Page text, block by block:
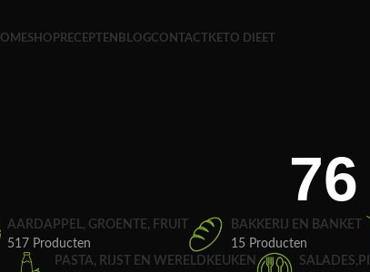
SHOP RECEPTEN BLOGCONTACT KETO DIEET
AARDAPPEL, GROENTE, FRUIT
517 Producten
BAKKERIJ EN BANKET
15 Producten
PASTA, RIJST EN WERELDKEUKEN